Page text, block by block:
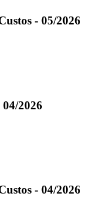
- 05/2026
2026
- 04/2026